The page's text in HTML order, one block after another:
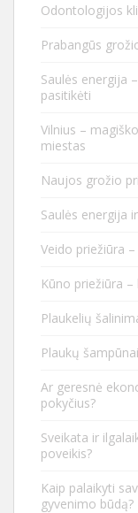
Odontologijos
Prabangūs
Saulės energija
pasitikėti
Vilnius –
miestas
Naujos grožio
Saulės energija
Veido priežiūra
Kūno priežiūra
Plaukelių
Plaukų
Ar geresnė
pokyčius?
Sveikata ir
poveikis?
Kaip palaikyti
gyvenimo būdą?